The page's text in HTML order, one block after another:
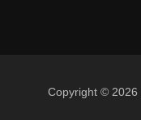
Copyright © 2026